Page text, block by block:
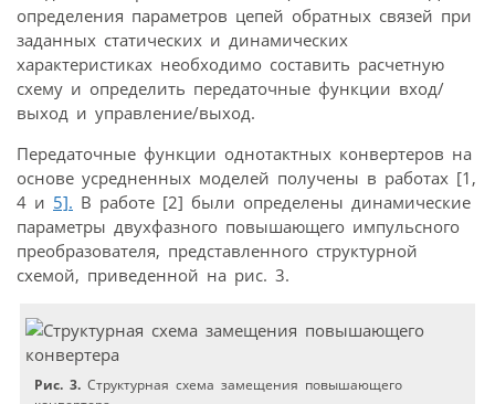
определения параметров цепей обратных связей при
заданных статических и динамических
характеристиках необходимо составить расчетную
схему и определить передаточные функции вход/
выход и управление/выход.
Передаточные функции однотактных конвертеров на
основе усредненных моделей получены в работах [1,
4 и 5]. В работе [2] были определены динамические
параметры двухфазного повышающего импульсного
преобразователя, представленного структурной
схемой, приведенной на рис. 3.
Рис. 3. Структурная схема замещения повышающего